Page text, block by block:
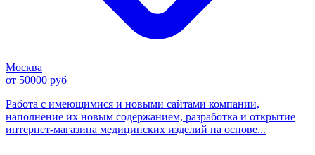
Москва
от 50000 руб
Работа с имеющимися и новыми сайтами компании,
наполнение их новым содержанием, разработка и открытие
интернет-магазина медицинских изделий на основе...